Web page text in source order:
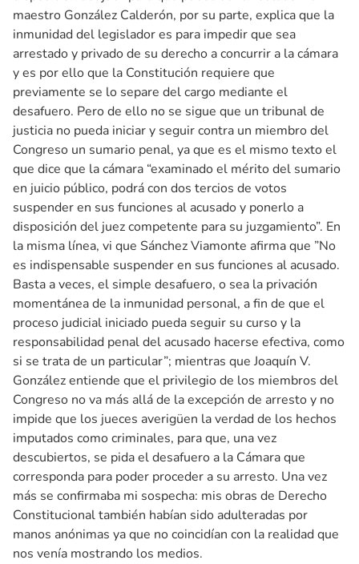
maestro González Calderón, por su parte, explica que la
inmunidad del legislador es para impedir que sea
arrestado y privado de su derecho a concurrir a la cámara
y es por ello que la Constitución requiere que
previamente se lo separe del cargo mediante el
desafuero. Pero de ello no se sigue que un tribunal de
justicia no pueda iniciar y seguir contra un miembro del
Congreso un sumario penal, ya que es el mismo texto el
que dice que la cámara “examinado el mérito del sumario
en juicio público, podrá con dos tercios de votos
suspender en sus funciones al acusado y ponerlo a
disposición del juez competente para su juzgamiento”. En
la misma línea, vi que Sánchez Viamonte afirma que ”No
es indispensable suspender en sus funciones al acusado.
Basta a veces, el simple desafuero, o sea la privación
momentánea de la inmunidad personal, a fin de que el
proceso judicial iniciado pueda seguir su curso y la
responsabilidad penal del acusado hacerse efectiva, como
si se trata de un particular”; mientras que Joaquín V.
González entiende que el privilegio de los miembros del
Congreso no va más allá de la excepción de arresto y no
impide que los jueces averigüen la verdad de los hechos
imputados como criminales, para que, una vez
descubiertos, se pida el desafuero a la Cámara que
corresponda para poder proceder a su arresto. Una vez
más se confirmaba mi sospecha: mis obras de Derecho
Constitucional también habían sido adulteradas por
manos anónimas ya que no coincidían con la realidad que
nos venía mostrando los medios.